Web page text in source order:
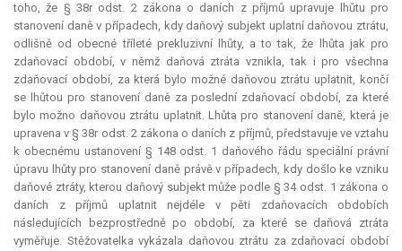
toho, že § 38r odst. 2 zákona o daních z příjmů upravuje lhůtu pro
stanovení daně v případech, kdy daňový subjekt uplatní daňovou ztrátu,
odlišně od obecné tříleté prekluzivní lhůty, a to tak, že lhůta jak pro
zdaňovací období, v němž daňová ztráta vznikla, tak i pro všechna
zdaňovací období, za která bylo možné daňovou ztrátu uplatnit, končí
se lhůtou pro stanovení daně za poslední zdaňovací období, za které
bylo možno daňovou ztrátu uplatnit. Lhůta pro stanovení daně, která je
upravena v § 38r odst. 2 zákona o daních z příjmů, představuje ve vztahu
k obecnému ustanovení § 148 odst. 1 daňového řádu speciální právní
úpravu lhůty pro stanovení daně právě v případech, kdy došlo ke vzniku
daňové ztráty, kterou daňový subjekt může podle § 34 odst. 1 zákona o
daních z příjmů uplatnit nejdéle v pěti zdaňovacích obdobích
následujících bezprostředně po období, za které se daňová ztráta
vyměřuje. Stěžovatelka vykázala daňovou ztrátu za zdaňovací období